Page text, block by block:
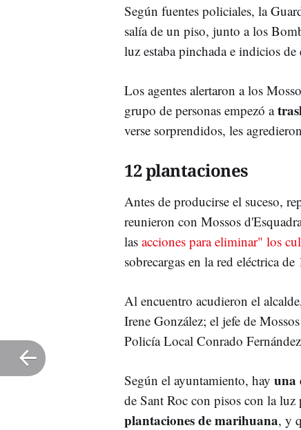
Según fuentes policiales, la
salía de un piso, junto a los
luz estaba pinchada e indicios
Los agentes alertaron a los
grupo de personas empezó a
verse sorprendidos, les
12 plantaciones
Antes de producirse el suceso,
reunieron con Mossos
las acciones para eliminar" los
sobrecargas en la red eléctrica
Al encuentro acudieron el
Irene González; el jefe de
Policía Local Conrado
Según el ayuntamiento, hay una
de Sant Roc con pisos con la luz
plantaciones de marihuana, y